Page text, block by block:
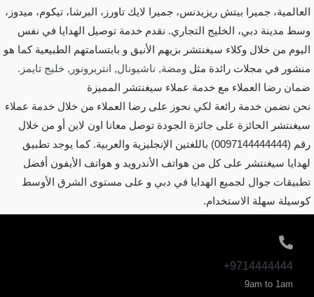
العالمية، جميرا بيتش ريزيدنس، جميرا لايك تاورز، البرشا، تيكوم، ميدوز،
وسط مدينة دبي، الخليج التجاري. نقدم خدمة توصيل الهدايا في نفس
اليوم من خلال وكلاء سيغنتشر بزيهم الأنيق و بابتسامتهم الطبيعية كما هو
منشور في مجلات رائدة مثل ومضة, ناشيونال, انتربرونور, خليج تايمز.
ضمان رضا العملاء مع خدمة عملاء سيغنتشر المميزة
نحن نضمن خدمة رائعة لكي نحوز على رضا العملاء من خلال خدمة عملاء
سيغنتشر الحائزة على جائزة الجودة توصل معانا اون لاين أو من خلال
رقم (0097144444444) باللغتين الإنجليزية والعربية. كما يوجد تطبيق
لهدايا سيغنتشر على كل من هواتف الأندرويد و هواتف الأيفون أفضل
تطبيقات جوال لجميع الهدايا في دبي و على مستوى الشرق الأوسط
كوسيلة سهلة الاستخدام.
9714444444+
9am to 1am